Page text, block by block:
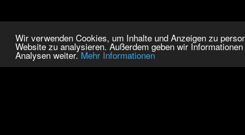
Wir verwenden Cookies, um Inhalte und Anzeigen zu
Website zu analysieren. Außerdem geben wir
Analysen weiter. Mehr Informationen